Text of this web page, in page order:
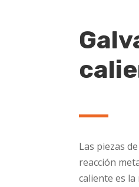
Las piezas
reacción
caliente es